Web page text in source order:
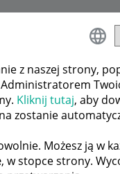
z naszej strony,
Kliknij tutaj, aby
zostanie
Możesz ją w
, w stopce strony.
819
WYŚWIETLEŃ
758